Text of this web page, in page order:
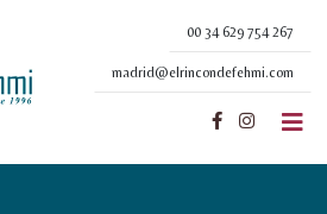
00 34 629 754 267
madrid@elrincondefehmi.com